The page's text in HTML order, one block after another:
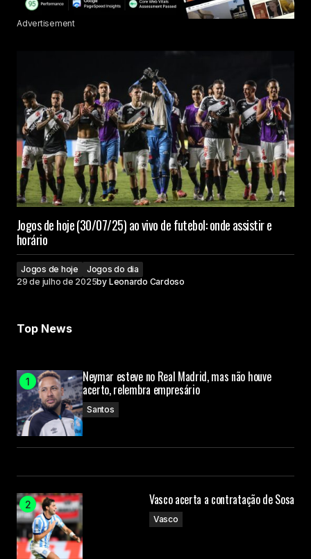
Advertisement
Jogos de hoje (30/07/25) ao vivo de futebol: onde assistir e
horário
Jogos de hoje
Jogos do dia
29 de julho de 2025by Leonardo Cardoso
Top News
Neymar esteve no Real Madrid, mas não houve
acerto, relembra empresário
Santos
Vasco acerta a contratação de Sosa
Vasco